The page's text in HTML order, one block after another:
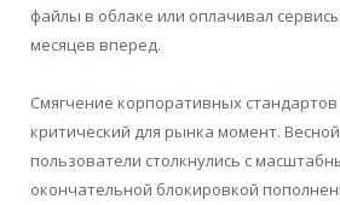
файлы в облаке или оплачивал
месяцев вперед.
Смягчение корпоративных
критический для рынка момент. Весной
пользователи столкнулись с
окончательной блокировкой